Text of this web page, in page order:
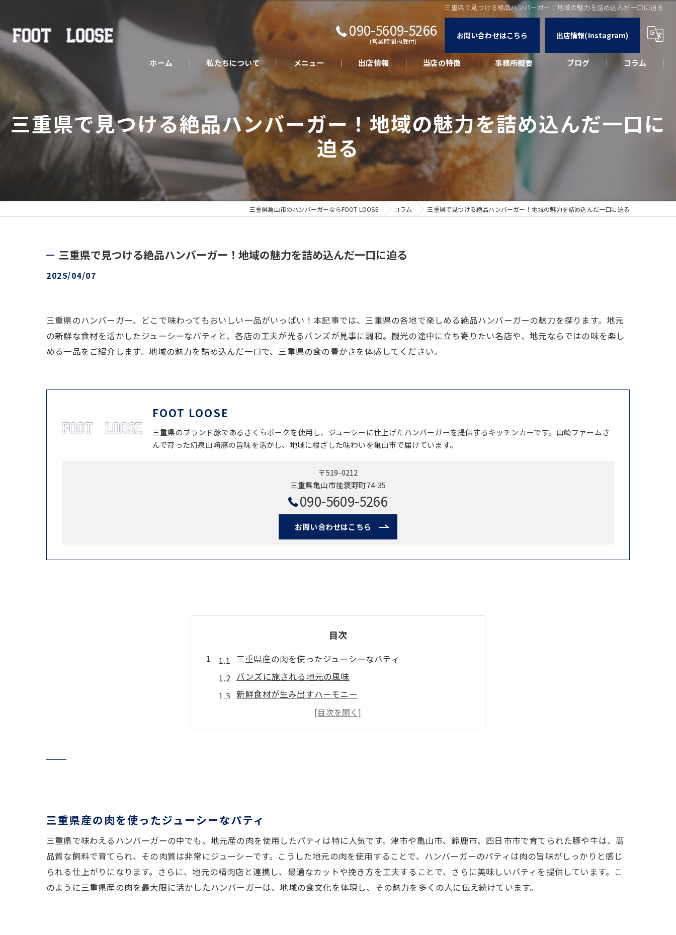
三重県で見つける絶品ハンバーガー！地域の魅力を詰め込んだ一口に迫る
090-5609-5266
(営業時間内受付)
お問い合わせはこちら 出店情報(Instagram)
ホーム 私たちについて メニュー 出店情報 当店の特徴
キッチンカー
テイクアウト
さくらポーク
美味しい
事務所概要 ブログ コラム
三重県で見つける絶品ハンバーガー！地域の魅力を詰め込んだ一口に
迫る
三重県亀山市のハンバーガーならFOOT LOOSE コラム 三重県で見つける絶品ハンバーガー！地域の魅力を詰め込んだ一口に迫る
三重県で見つける絶品ハンバーガー！地域の魅力を詰め込んだ一口に迫る
2025/04/07
三重県のハンバーガー、どこで味わってもおいしい一品がいっぱい！本記事では、三重県の各地で楽しめる絶品ハンバーガーの魅力を探ります。地元
の新鮮な食材を活かしたジューシーなパティと、各店の工夫が光るバンズが見事に調和。観光の途中に立ち寄りたい名店や、地元ならではの味を楽し
める一品をご紹介します。地域の魅力を詰め込んだ一口で、三重県の食の豊かさを体感してください。
FOOT LOOSE
三重県のブランド豚であるさくらポークを使用し、ジューシーに仕上げたハンバーガーを提供するキッチンカーです。山崎ファームさ
んで育った幻泉山﨑豚の旨味を活かし、地域に根ざした味わいを亀山市で届けています。
〒519-0212
三重県亀山市能褒野町74-35
090-5609-5266
お問い合わせはこちら
目次
三重県産の肉を使ったジューシーなパティ
バンズに施される地元の風味
新鮮食材が生み出すハーモニー
地元の風味を感じる三重県ハンバーガー旅行のすすめ
ハンバーガー巡りで訪れたい三重の名所
三重県の風味をより深く知るための旅
三重県産食材を駆使した究極のハンバーガーが楽しめるスポット
新鮮な食材を使用した人気店
個性豊かなハンバーガーが揃うスポット
三重県ならではの特別な一品
三重県産の肉を使ったジューシーなパティ
三重県で味わえるハンバーガーの中でも、地元産の肉を使用したパティは特に人気です。津市や亀山市、鈴鹿市、四日市市で育てられた豚や牛は、高
品質な飼料で育てられ、その肉質は非常にジューシーです。こうした地元の肉を使用することで、ハンバーガーのパティは肉の旨味がしっかりと感じ
られる仕上がりになります。さらに、地元の精肉店と連携し、最適なカットや挽き方を工夫することで、さらに美味しいパティを提供しています。こ
のように三重県産の肉を最大限に活かしたハンバーガーは、地域の食文化を体現し、その魅力を多くの人に伝え続けています。